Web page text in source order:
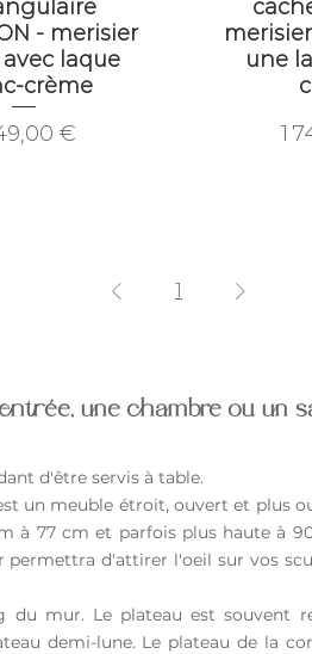
- merisier
laque
crème
€
une
1
1
une chambre ou un
d'être servis à table.
un meuble étroit, ouvert et plus
à 77 cm et parfois plus haute à
d'attirer l'oeil sur vos
mur. Le plateau est souvent
demi-lune. Le plateau de la